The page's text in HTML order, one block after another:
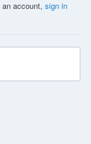
account, sign in